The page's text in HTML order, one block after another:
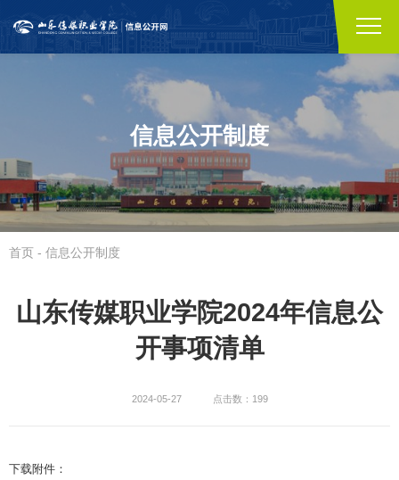
信息公开制度
首页 - 信息公开制度
山东传媒职业学院2024年信息公
开事项清单
2024-05-27 点击数：199
下载附件：